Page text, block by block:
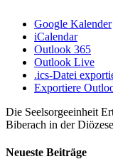
Google Kalender
iCalendar
Outlook 365
Outlook Live
.ics-Datei
Exportiere
Die Seelsorgeeinheit
Biberach in der
Neueste Beiträge